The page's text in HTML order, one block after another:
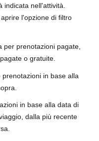
indicata nell'attività.
l'opzione di filtro
per prenotazioni pagate,
o gratuite.
prenotazioni in base alla
in base alla data di
dalla più recente